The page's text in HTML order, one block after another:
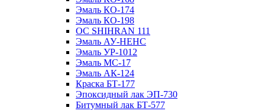
Эмаль КО-174
Эмаль КО-198
ОС SHIHRAN 111
Эмаль АУ-НЕНС
Эмаль УР-1012
Эмаль МС-17
Эмаль АК-124
Краска БТ-177
Эпоксидный лак ЭП-730
Битумный лак БТ-577